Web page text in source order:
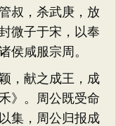
叔，杀武庚，放
微子于宋，以奉
侯咸服宗周。
，献之成王，成
》。周公既受命
集，周公归报成